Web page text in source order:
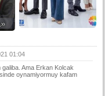
01:04
Ama Erkan Kolcak
oynamiyormuy kafam